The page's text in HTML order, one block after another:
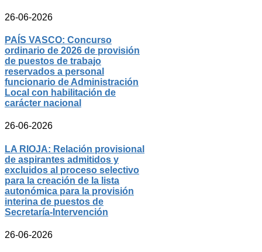
26-06-2026
PAÍS VASCO: Concurso
ordinario de 2026 de provisión
de puestos de trabajo
reservados a personal
funcionario de Administración
Local con habilitación de
carácter nacional
26-06-2026
LA RIOJA: Relación provisional
de aspirantes admitidos y
excluidos al proceso selectivo
para la creación de la lista
autonómica para la provisión
interina de puestos de
Secretaría-Intervención
26-06-2026